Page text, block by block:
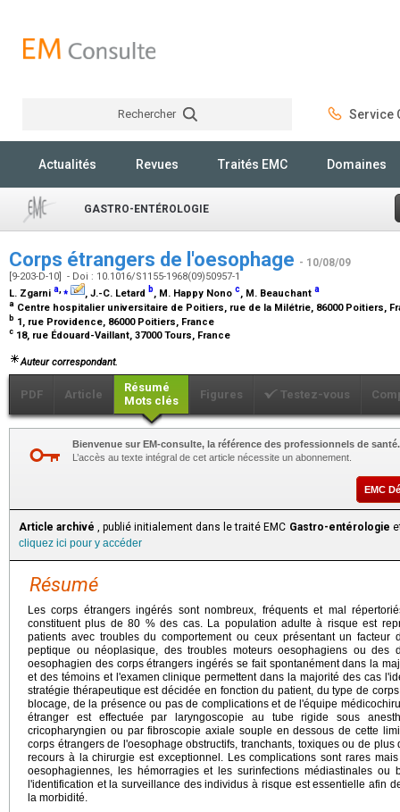
Rechercher Service
Actualités Revues Traités EMC Domaines
GASTRO-ENTÉROLOGIE
Corps étrangers de l'oesophage - 10/08/09
[9-203-D-10] - Doi : 10.1016/S1155-1968(09)50957-1
L. Zgarni a,⁎ , J.-C. Letard b, M. Happy Nono c, M. Beauchant a
a Centre hospitalier universitaire de Poitiers, rue de la Milétrie, 86000 Poitiers,
b 1, rue Providence, 86000 Poitiers, France
c 18, rue Édouard-Vaillant, 37000 Tours, France
Auteur correspondant.
PDF Article
Résumé
Mots clés
Figures Testez-vous
Bienvenue sur EM-consulte, la référence des professionnels de santé.
L’accès au texte intégral de cet article nécessite un abonnement.
EMC
Article archivé , publié initialement dans le traité EMC Gastro-entérologie
cliquez ici pour y accéder
Résumé
Les corps étrangers ingérés sont nombreux, fréquents et mal
constituent plus de 80 % des cas. La population adulte à risque est
patients avec troubles du comportement ou ceux présentant un facteur
peptique ou néoplasique, des troubles moteurs oesophagiens ou des
oesophagien des corps étrangers ingérés se fait spontanément dans la
et des témoins et l'examen clinique permettent dans la majorité des cas
stratégie thérapeutique est décidée en fonction du patient, du type de
blocage, de la présence ou pas de complications et de l'équipe
étranger est effectuée par laryngoscopie au tube rigide sous
cricopharyngien ou par fibroscopie axiale souple en dessous de cette
corps étrangers de l'oesophage obstructifs, tranchants, toxiques ou de
recours à la chirurgie est exceptionnel. Les complications sont rares
oesophagiennes, les hémorragies et les surinfections médiastinales ou
l'identification et la surveillance des individus à risque est essentielle afin
la morbidité.